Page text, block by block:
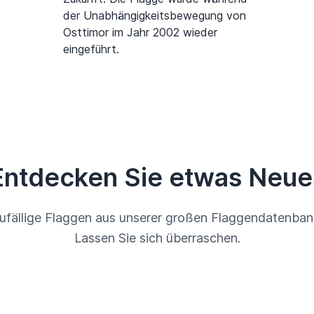
der Unabhängigkeitsbewegung von
Osttimor im Jahr 2002 wieder
eingeführt.
Sie etwas
Flaggen aus unserer großen
Lassen Sie sich überraschen.